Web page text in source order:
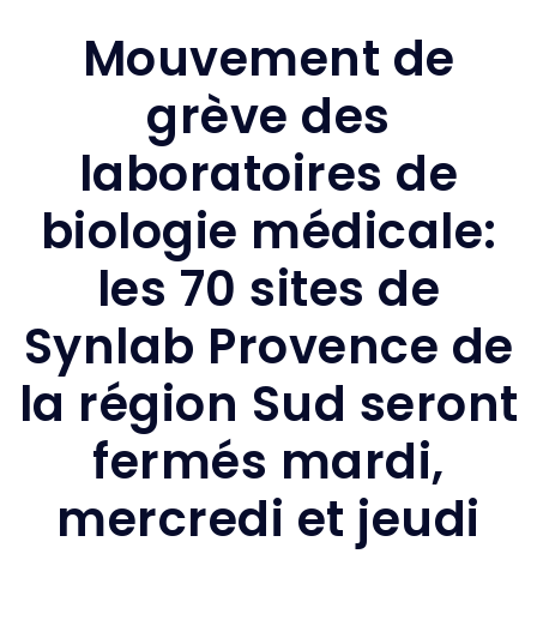
Mouvement de
grève des
laboratoires de
biologie médicale:
les 70 sites de
Synlab Provence de
la région Sud seront
fermés mardi,
mercredi et jeudi